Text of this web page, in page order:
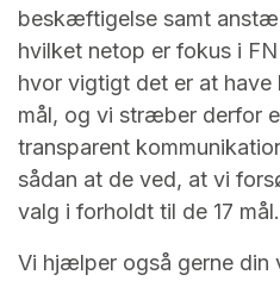
beskæftigelse samt
hvilket netop er fokus i
hvor vigtigt det er at
mål, og vi stræber derfor
transparent
sådan at de ved, at vi
valg i forholdt til de 17 mål.
Vi hjælper også gerne din